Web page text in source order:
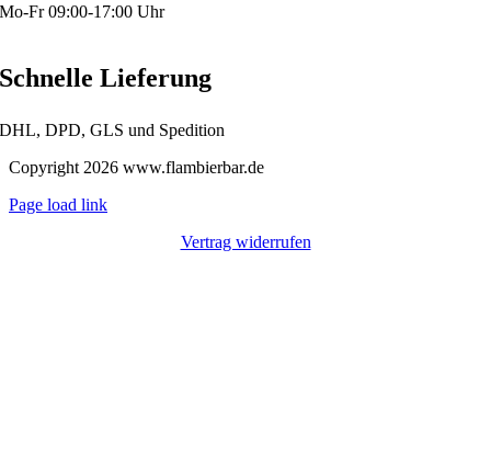
Mo-Fr 09:00-17:00 Uhr
Schnelle Lieferung
DHL, DPD, GLS und Spedition
Copyright 2026 www.flambierbar.de
Page load link
Vertrag widerrufen